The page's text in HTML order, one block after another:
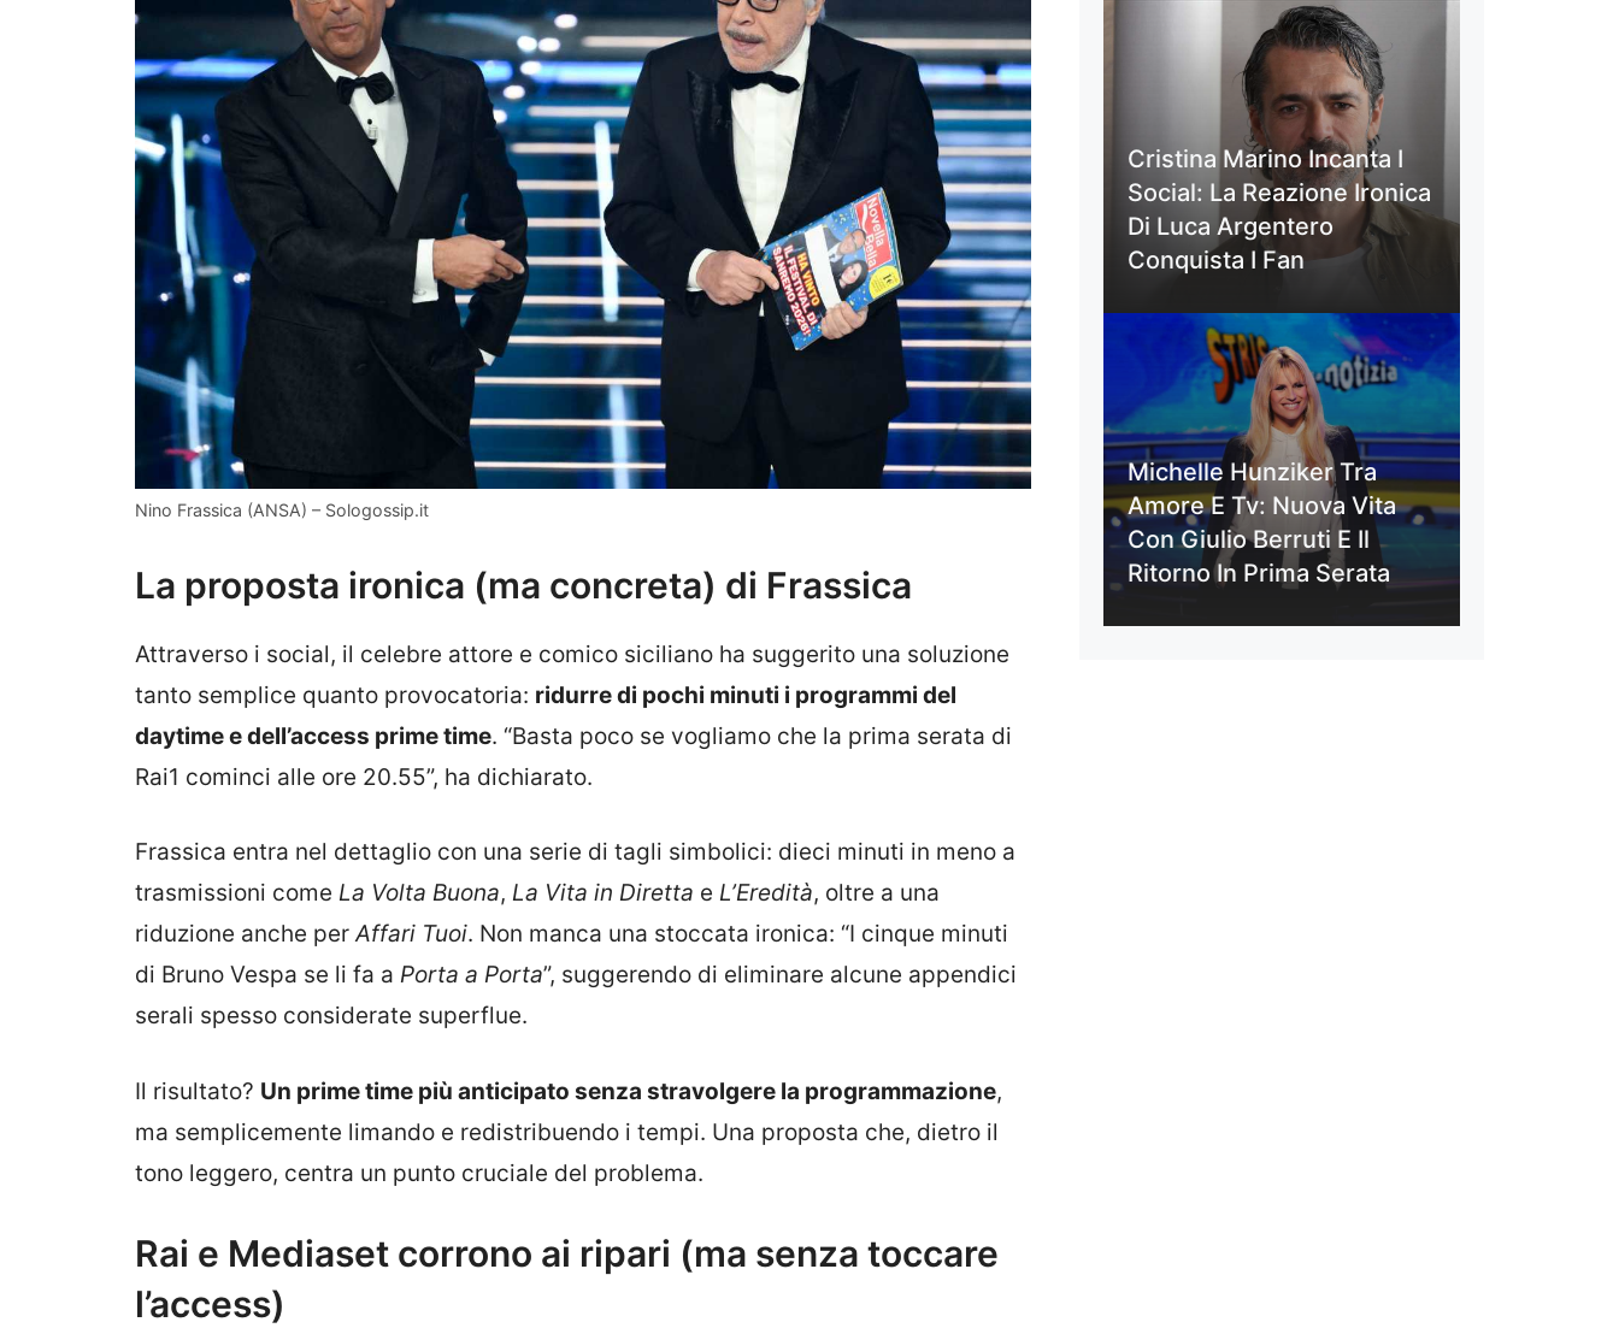
Nino Frassica (ANSA) – Sologossip.it
La proposta ironica (ma concreta) di Frassica
Attraverso i social, il celebre attore e comico siciliano ha suggerito una soluzione
tanto semplice quanto provocatoria: ridurre di pochi minuti i programmi del
daytime e dell’access prime time. “Basta poco se vogliamo che la prima serata di
Rai1 cominci alle ore 20.55”, ha dichiarato.
Frassica entra nel dettaglio con una serie di tagli simbolici: dieci minuti in meno a
trasmissioni come La Volta Buona, La Vita in Diretta e L’Eredità, oltre a una
riduzione anche perAffari Tuoi. Non manca una stoccata ironica: “I cinque minuti
di Bruno Vespa se li fa a Porta a Porta”, suggerendo di eliminare alcune appendici
serali spesso considerate superflue.
Il risultato? Un prime time più anticipato senza stravolgere la programmazione,
ma semplicemente limando e redistribuendo i tempi. Una proposta che, dietro il
tono leggero, centra un punto cruciale del problema.
Rai e Mediaset corrono ai ripari (ma senza toccare
l’access)
Cristina Marino Incanta I
Social: La Reazione Ironica
Di Luca Argentero
Conquista I Fan
Michelle Hunziker Tra
Amore E Tv: Nuova Vita
Con Giulio Berruti E Il
Ritorno In Prima Serata